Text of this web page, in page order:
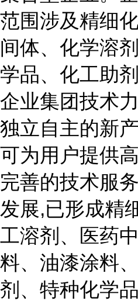
范围涉及精细
间体、化学溶
学品、化工助
企业集团技术
独立自主的新
可为用户提供
完善的技术服
发展,已形成精
工溶剂、医药
料、油漆涂料
剂、特种化学